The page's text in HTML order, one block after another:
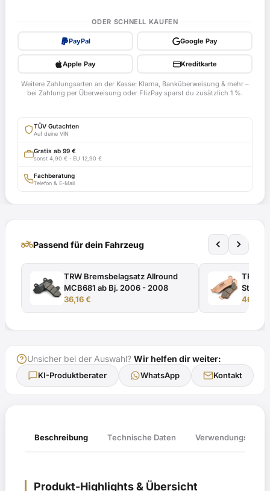
Suzuki
Intruder,
WVCU
ab
2009
mit
TÜV-
Gutachten
Menge
ODER SCHNELL KAUFEN
PayPal Google Pay
Apple Pay Kreditkarte
Weitere Zahlungsarten an der Kasse: Klarna, Banküberweisung & mehr –
bei Zahlung per Überweisung oder FlizPay sparst du zusätzlich 1 %.
TÜV Gutachten
Auf deine VIN
Gratis ab 99 €
sonst 4,90 € · EU 12,90 €
Fachberatung
Telefon & E-Mail
two_wheelerPassend für dein Fahrzeug
TRW Bremsbelagsatz Allround
MCB681 ab Bj. 2006 - 2008
36,16€
TRW
Street
2006 -
46,11
Unsicher bei der Auswahl? Wir helfen dir weiter:
KI-Produktberater WhatsApp Kontakt
Beschreibung Technische Daten Verwendungsliste
Produkt-Highlights & Übersicht